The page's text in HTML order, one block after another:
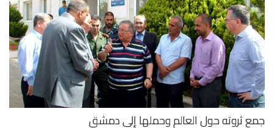
ثروته حول العالم وحملها إلى دمشق